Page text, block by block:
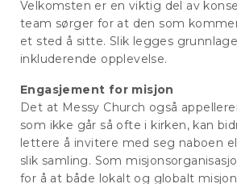
Velkomsten er en viktig del av
team sørger for at den som
et sted å sitte. Slik legges
inkluderende opplevelse.
Engasjement for misjon
Det at Messy Church også
som ikke går så ofte i kirken, kan
lettere å invitere med seg naboen
slik samling. Som
for å at både lokalt og globalt